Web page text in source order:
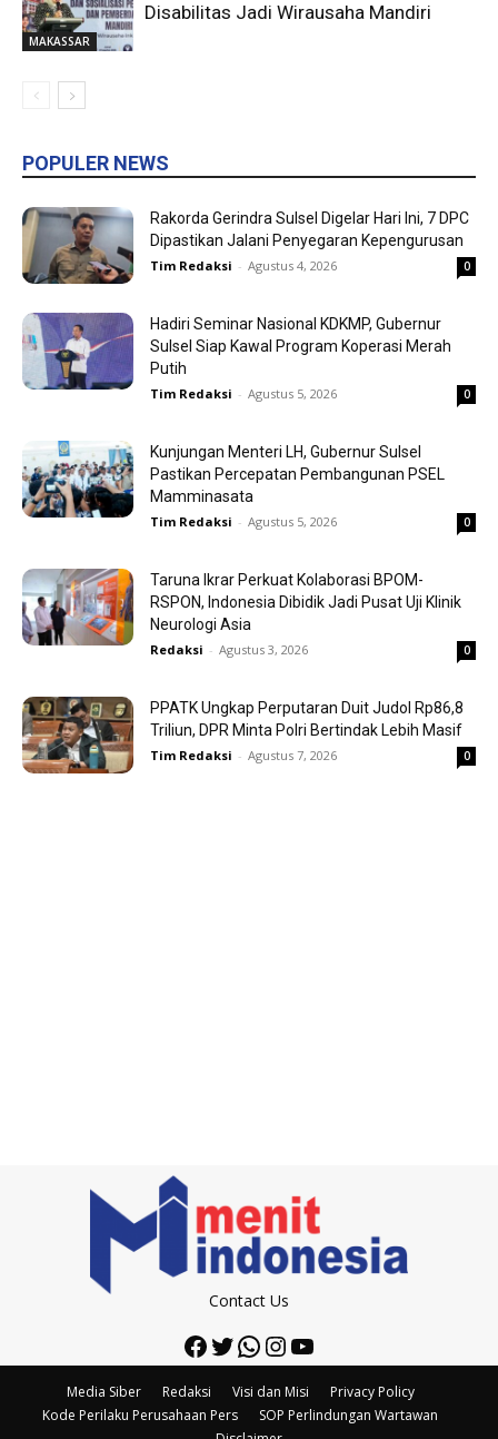
MAKASSAR
Disabilitas Jadi Wirausaha Mandiri
POPULER NEWS
Rakorda Gerindra Sulsel Digelar Hari Ini, 7 DPC
Dipastikan Jalani Penyegaran Kepengurusan
Tim Redaksi - Agustus 4, 2026 0
Hadiri Seminar Nasional KDKMP, Gubernur
Sulsel Siap Kawal Program Koperasi Merah
Putih
Tim Redaksi - Agustus 5, 2026 0
Kunjungan Menteri LH, Gubernur Sulsel
Pastikan Percepatan Pembangunan PSEL
Mamminasata
Tim Redaksi - Agustus 5, 2026 0
Taruna Ikrar Perkuat Kolaborasi BPOM-
RSPON, Indonesia Dibidik Jadi Pusat Uji Klinik
Neurologi Asia
Redaksi - Agustus 3, 2026 0
PPATK Ungkap Perputaran Duit Judol Rp86,8
Triliun, DPR Minta Polri Bertindak Lebih Masif
Tim Redaksi - Agustus 7, 2026 0
Contact Us
Facebook
Twitter
WhatsApp
Instagram
YouTube
Media Siber Redaksi Visi dan Misi
Privacy Policy
Kode Perilaku Perusahaan Pers
SOP Perlindungan Wartawan